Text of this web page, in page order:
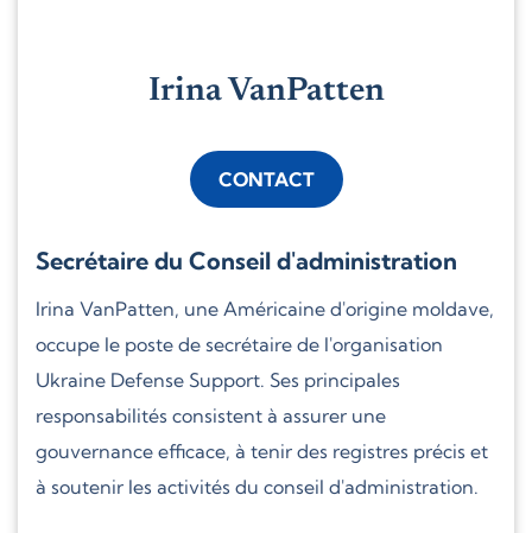
Irina VanPatten
CONTACT
Secrétaire du Conseil d'administration
Irina VanPatten, une Américaine d'origine moldave,
occupe le poste de secrétaire de l'organisation
Ukraine Defense Support. Ses principales
responsabilités consistent à assurer une
gouvernance efficace, à tenir des registres précis et
à soutenir les activités du conseil d'administration.